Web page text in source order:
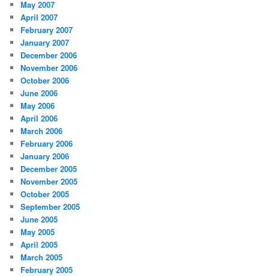
May 2007
April 2007
February 2007
January 2007
December 2006
November 2006
October 2006
June 2006
May 2006
April 2006
March 2006
February 2006
January 2006
December 2005
November 2005
October 2005
September 2005
June 2005
May 2005
April 2005
March 2005
February 2005